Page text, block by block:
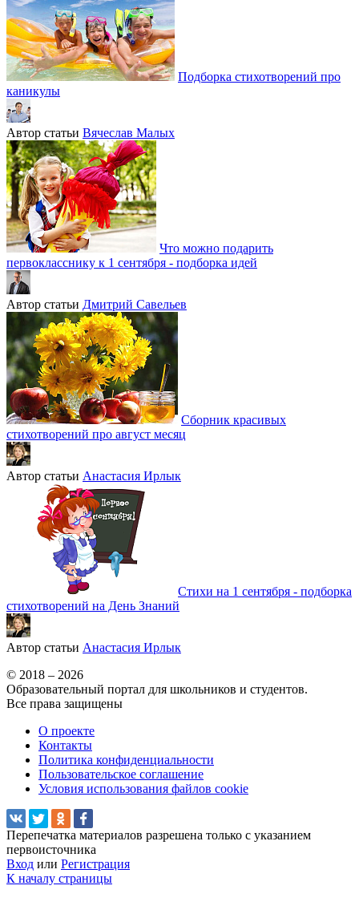
Подборка стихотворений про
каникулы
Автор статьи Вячеслав Малых
Что можно подарить
первокласснику к 1 сентября - подборка идей
Автор статьи Дмитрий Савельев
Сборник красивых
стихотворений про август месяц
Автор статьи Анастасия Ирлык
Стихи на 1 сентября - подборка
стихотворений на День Знаний
Автор статьи Анастасия Ирлык
© 2018 – 2026
Образовательный портал для школьников и студентов.
Все права защищены
О проекте
Контакты
Политика конфиденциальности
Пользовательское соглашение
Условия использования файлов cookie
Перепечатка материалов разрешена только с указанием
первоисточника
Вход или Регистрация
К началу страницы